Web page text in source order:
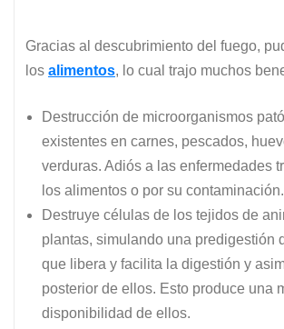
Gracias al descubrimiento del fuego,
los alimentos, lo cual trajo muchos
Destrucción de microorganismos
existentes en carnes, pescados,
verduras. Adiós a las enfermedades
los alimentos o por su contaminación.
Destruye células de los tejidos de
plantas, simulando una predigestión
que libera y facilita la digestión y
posterior de ellos. Esto produce una
disponibilidad de ellos.